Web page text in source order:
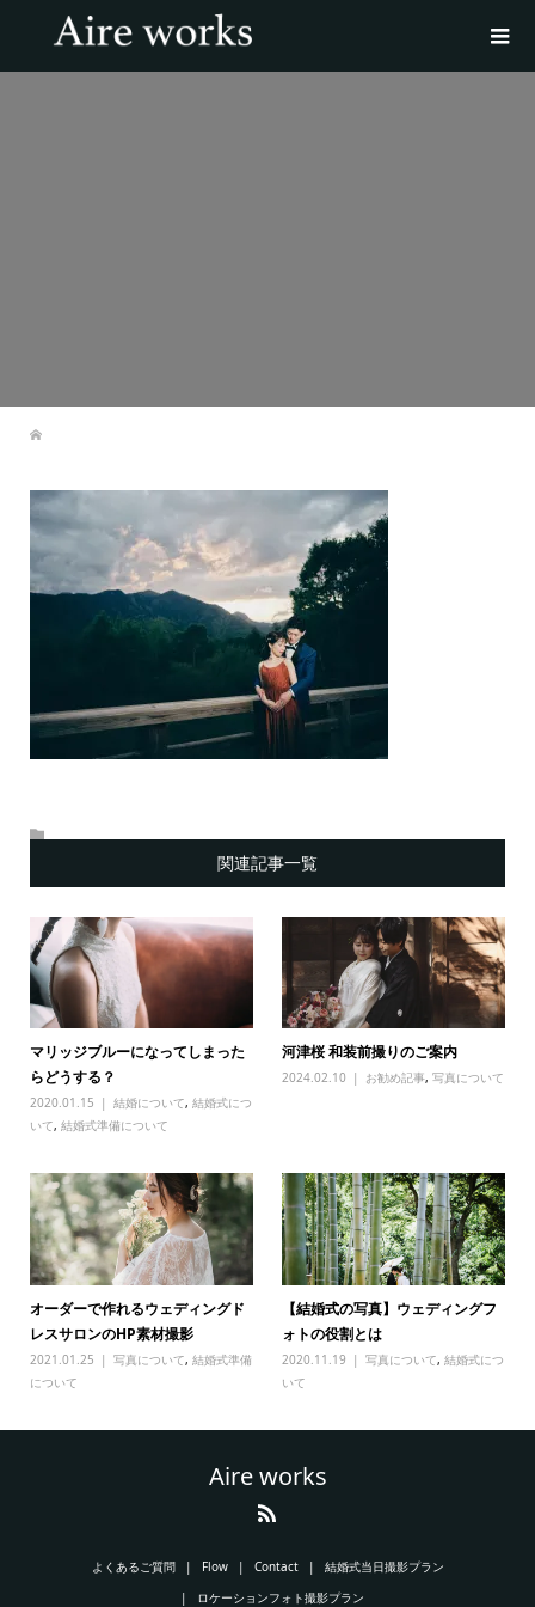
関連記事一覧
マリッジブルーになってしまった
らどうする？
2020.01.15 結婚について, 結婚式につ
いて, 結婚式準備について
河津桜 和装前撮りのご案内
2024.02.10 お勧め記事,写真について
オーダーで作れるウェディングド
レスサロンのHP素材撮影
2021.01.25 写真について, 結婚式準備
について
【結婚式の写真】ウェディングフ
ォトの役割とは
2020.11.19 写真について,結婚式につ
いて
Aire works
よくあるご質問 Flow Contact
結婚式当日撮影プラン
ロケーションフォト撮影プラン